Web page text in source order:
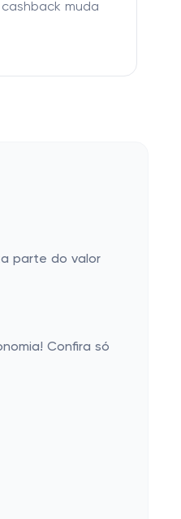
muda
parte do valor
Confira só